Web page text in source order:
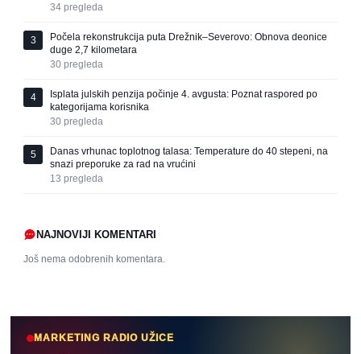
34 pregleda
3
Počela rekonstrukcija puta Drežnik–Severovo: Obnova deonice
duge 2,7 kilometara
30 pregleda
4
Isplata julskih penzija počinje 4. avgusta: Poznat raspored po
kategorijama korisnika
30 pregleda
5
Danas vrhunac toplotnog talasa: Temperature do 40 stepeni, na
snazi preporuke za rad na vrućini
13 pregleda
NAJNOVIJI KOMENTARI
Još nema odobrenih komentara.
MARKETING RADIO UŽICE